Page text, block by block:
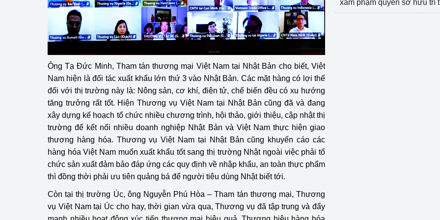
Ông Tạ Đức Minh, Tham tán thương mại Việt Nam tại Nhật Bản cho biết, Việt
Nam hiện là đối tác xuất khẩu lớn thứ 3 vào Nhật Bản. Các mặt hàng có lợi thế
đối với thị trường này là: Nông sản, cơ khí, điện tử, chế biến đều có xu hướng
tăng trưởng rất tốt. Hiện Thương vụ Việt Nam tại Nhật Bản cũng đã và đang
xây dựng kế hoạch tổ chức nhiều chương trình, hội thảo, giới thiệu, cập nhật thị
trường để kết nối nhiều doanh nghiệp Nhật Bản và Việt Nam thực hiện giao
thương hàng hóa. Thương vụ Việt Nam tại Nhật Bản cũng khuyến cáo các
hàng hóa Việt Nam muốn xuất khẩu tốt sang thị trường Nhật ngoài việc phải tổ
chức sản xuất đảm bảo đáp ứng các quy định về nhập khẩu, an toàn thực phẩm
thì đồng thời phải ưu tiên quảng bá để người tiêu dùng Nhật biết tới.
Còn tại thị trường Úc, ông Nguyễn Phú Hòa – Tham tán thương mại, Thương
vụ Việt Nam tại Úc cho hay, thời gian vừa qua, Thương vụ đã tập trung và đẩy
xâm phạm quyền sở hữu trí